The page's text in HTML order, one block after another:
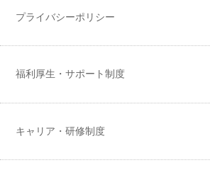
プライバシーポリシー
福利厚生・サポート制度
キャリア・研修制度